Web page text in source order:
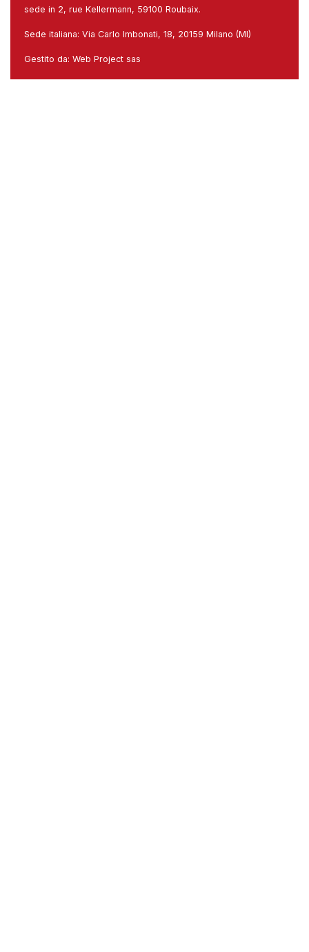
sede in 2, rue Kellermann, 59100 Roubaix.
Sede italiana: Via Carlo Imbonati, 18, 20159 Milano (MI)
Gestito da: Web Project sas